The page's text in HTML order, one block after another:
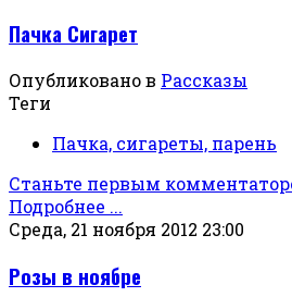
Пачка Сигарет
Опубликовано в Рассказы
Теги
Пачка, сигареты, парень
Станьте первым
Подробнее ...
Среда, 21 ноября 2012 23:00
Розы в ноябре